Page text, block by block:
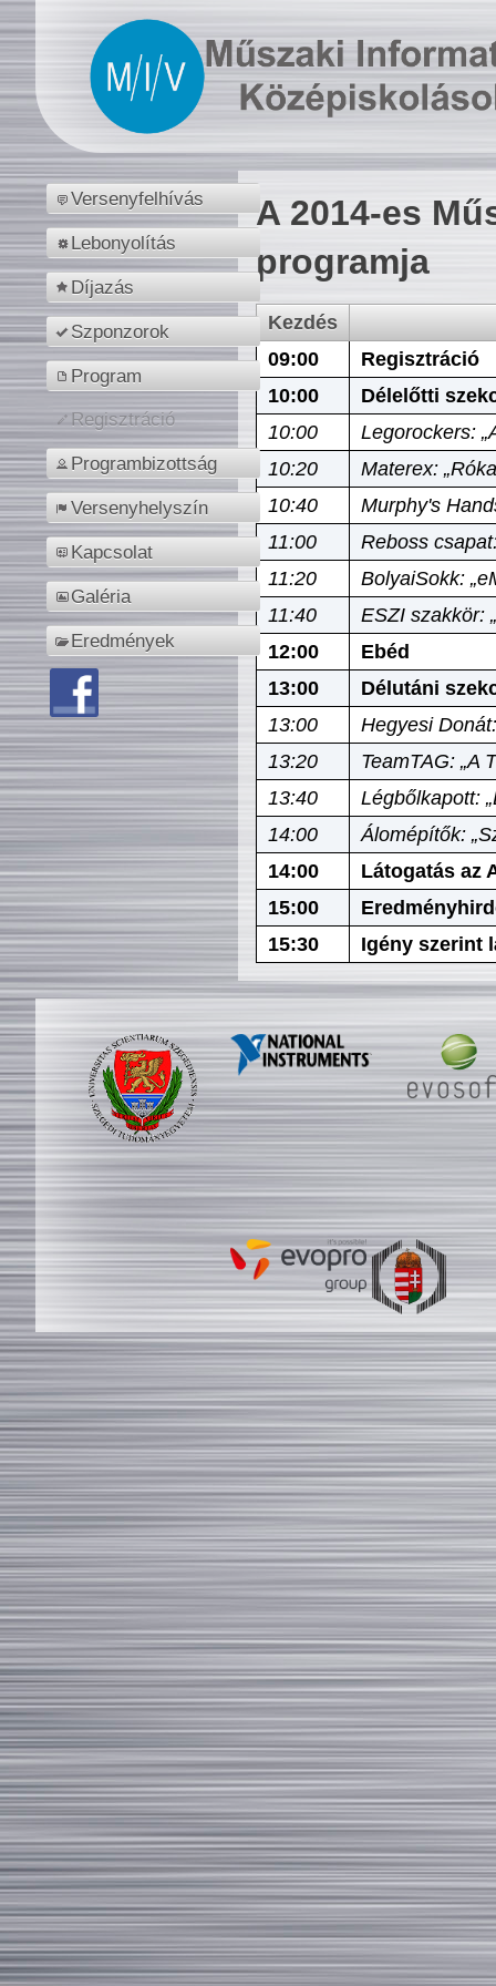
Versenyfelhívás
Lebonyolítás
Díjazás
Szponzorok
Program
Regisztráció
Programbizottság
Versenyhelyszín
Kapcsolat
Galéria
Eredmények
A 2014-es
programja
Kezdés
09:00
Regisztráció
10:00
Délelőtti
10:00
Legorockers:
10:20
Materex:
10:40
Murphy's
11:00
Reboss
11:20
BolyaiSokk:
11:40
ESZI szakkör:
12:00
Ebéd
13:00
Délutáni
13:00
Hegyesi
13:20
TeamTAG: „A
13:40
Légbőlkapott:
14:00
Álomépítők:
14:00
Látogatás az
15:00
15:30
Igény szerint